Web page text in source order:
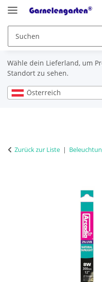
Wähle dein Lieferland, um
Standort zu sehen.
Österreich
Zurück zur Liste